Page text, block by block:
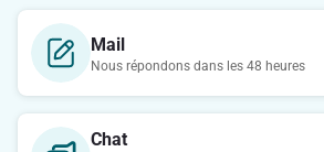
Mail
Nous répondons dans les 48 heures
Chat